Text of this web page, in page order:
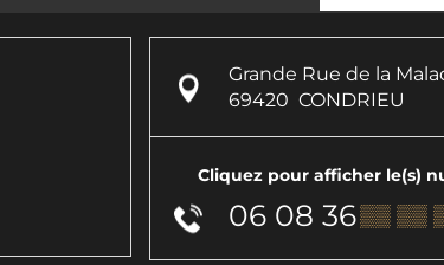
Grande Rue de la
69420 CONDRIEU
Cliquez pour afficher le(s)
06 08 36▒▒ ▒▒